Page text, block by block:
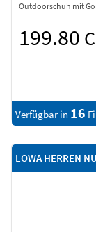
Outdoorschuh mit
199.80
Verfügbar in 16
LOWA HERREN